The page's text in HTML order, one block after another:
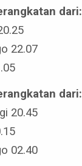
dari:
22.07
dari:
20.45
02.40